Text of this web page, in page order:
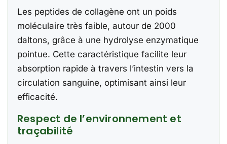
Les peptides de collagène ont un poids
moléculaire très faible, autour de 2000
daltons, grâce à une hydrolyse enzymatique
pointue. Cette caractéristique facilite leur
absorption rapide à travers l’intestin vers la
circulation sanguine, optimisant ainsi leur
efficacité.
Respect de l’environnement et
traçabilité